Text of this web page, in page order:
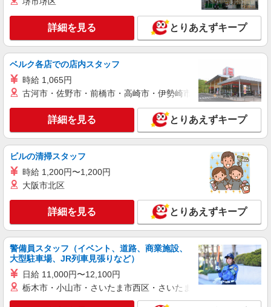
備/年次有給休暇/昇給制度 時間外手当/制服貸与/
携帯電話割引 無料の健康診断/介護・育児休暇な
ど充実★
キープ 詳細を見る
株式会社日本パーソナルビジネス北海道支店【HK1_181】
【時給】 初日から時給1200円スタート◎ 【月
収例】 月収22万6200円 ＝時給1200円×8h×22日＋
残(10h) ●交通費支給(規定有) ●残業手当（時給
×1.25） ●各種手当支給 各種社会保険完備/年次有
給休暇/昇給制度 時間外手当/制服貸与/携帯電話割
引 無料の健康診断/介護・育児休暇など充実★
●auショップ石山通り店 ≪札幌市中央区≫
キープ 詳細を見る
派遣社員
株式会社日本パーソナルビジネス北海道支店【HK1_354】
スマホ販売アドバイザー
【時給】 初日から時給1300円スタート◎ 【月
収例】 月収24万5050円 ＝時給1300円×8h×22日＋
残(10h) ●交通費支給(規定有) ●残業手当（時給
×1.25） ●各種手当支給 各種社会保険完備/年次有
給休暇/昇給制度 時間外手当/制服貸与/携帯電話割
引 無料の健康診断/介護・育児休暇など充実★
大手家電量販店 スマホコーナー(北海道札幌
市中央区)
キープ 詳細を見る
詳細を見る とりあえずキープ
ベルク各店での店内スタッフ
時給 1,065円
古河市・佐野市・前橋市・高崎市・伊勢崎市・太田市・館林市
詳細を見る とりあえずキープ
ビルの清掃スタッフ
時給 1,200円〜1,200円
大阪市北区
詳細を見る とりあえずキープ
警備員スタッフ（イベント、道路、商業施設、
大型駐車場、JR列車見張りなど）
日給 11,000円〜12,100円
栃木市・小山市・さいたま市西区・さいたま市岩槻区・久喜市・